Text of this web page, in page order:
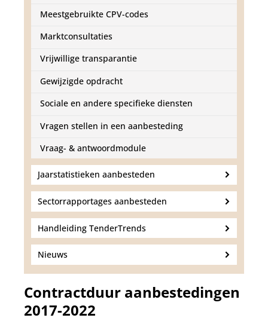
Meestgebruikte CPV-codes
Marktconsultaties
Vrijwillige transparantie
Gewijzigde opdracht
Sociale en andere specifieke diensten
Vragen stellen in een aanbesteding
Vraag- & antwoordmodule
Jaarstatistieken aanbesteden
Sectorrapportages aanbesteden
Handleiding TenderTrends
Nieuws
Contractduur aanbestedingen
2017-2022